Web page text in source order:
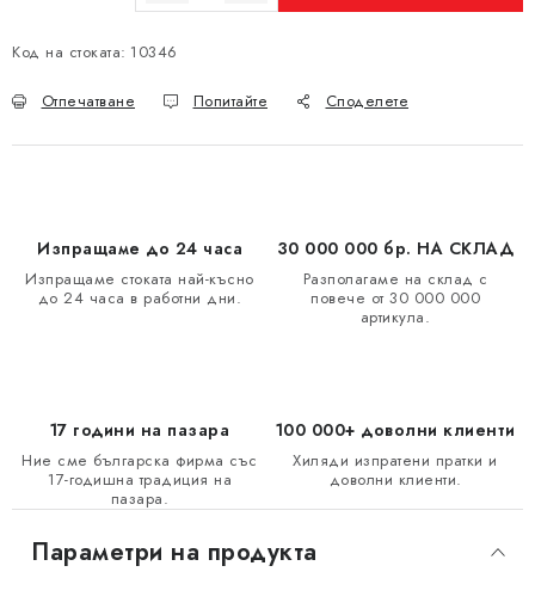
Измерване на цената:
Код на стоката: 10346
Отпечатване Попитайте Споделете
Изпращаме до 24 часа
Изпращаме стоката най-късно
до 24 часа в работни дни.
30 000 000 бр. НА СКЛАД
Разполагаме на склад с
повече от 30 000 000
артикула.
17 години на пазара
Ние сме българска фирма със
17-годишна традиция на
пазара.
100 000+ доволни клиенти
Хиляди изпратени пратки и
доволни клиенти.
Параметри на продукта